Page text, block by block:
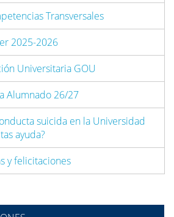
Transversales
2025-2026
Universitaria GOU
Alumnado 26/27
suicida en la Universidad
ayuda?
y felicitaciones